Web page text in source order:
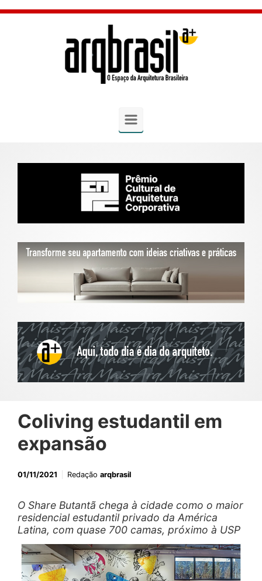
Skip to main content
Coliving estudantil em
expansão
01/11/2021 Redação arqbrasil
O Share Butantã chega à cidade como o maior
residencial estudantil privado da América
Latina, com quase 700 camas, próximo à USP